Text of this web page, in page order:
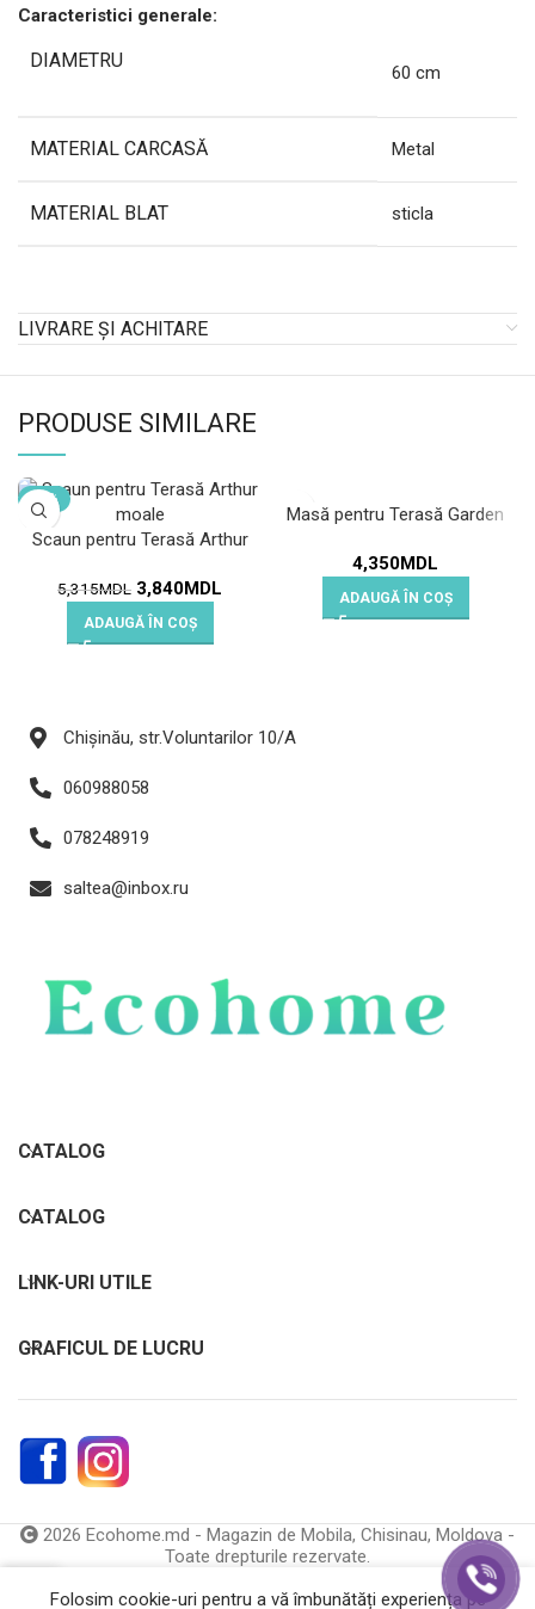
Caracteristici generale:
DIAMETRU
60 cm
MATERIAL CARCASĂ Metal
MATERIAL BLAT sticla
LIVRARE ȘI ACHITARE
PRODUSE SIMILARE
-28%
Scaun pentru Terasă Arthur
5,315MDL 3,840MDL
ADAUGĂ ÎN COȘ
Masă pentru Terasă Garden
4,350MDL
ADAUGĂ ÎN COȘ
Chișinău, str.Voluntarilor 10/A
060988058
078248919
saltea@inbox.ru
CATALOG
CATALOG
LINK-URI UTILE
GRAFICUL DE LUCRU
2026 Ecohome.md - Magazin de Mobila, Chisinau, Moldova -
Toate drepturile rezervate.
Folosim cookie-uri pentru a vă îmbunătăți experiența pe